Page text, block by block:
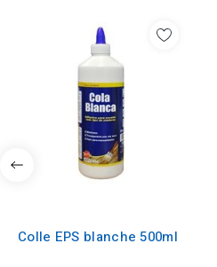
Colle EPS blanche 500ml